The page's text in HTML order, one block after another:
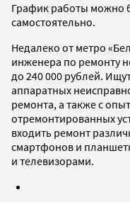
График работы можно
самостоятельно.
Недалеко от метро
инженера по ремонту
до 240 000 рублей.
аппаратных
ремонта, а также с
отремонтированных
входить ремонт
смартфонов и
и телевизорами.